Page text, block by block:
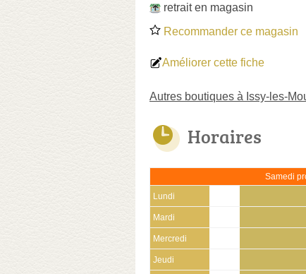
retrait en magasin
Recommander ce magasin
Améliorer cette fiche
Autres boutiques à Issy-les-
Horaires
Samedi
Lundi
Mardi
Mercredi
Jeudi